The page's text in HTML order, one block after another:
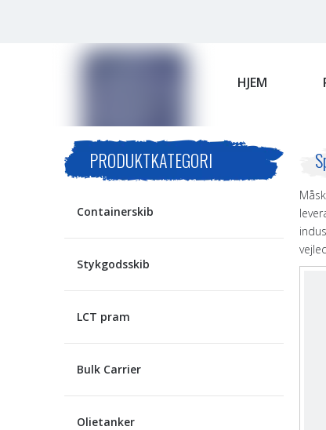
HJEM
PRODUKTKATEGORI
Containerskib
Stykgodsskib
LCT pram
Bulk Carrier
Olietanker